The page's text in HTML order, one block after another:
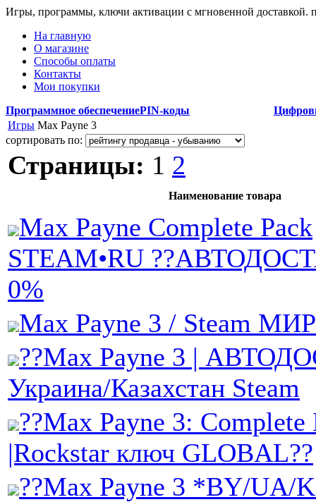
Игры, программы, ключи активации с мгновенной доставкой.
На главную
О магазине
Способы оплаты
Контакты
Мои покупки
Программное обеспечениеPIN-коды
Игры Max Payne 3
сортировать по:
Страницы: 1 2
Наименование товара
Max Payne Complete Pack
STEAM•RU
0%
Max Payne 3 / Steam
??Max Payne 3 |
Украина/Казахстан Steam
??Max Payne 3:
|Rockstar ключ GLOBAL??
??Max Payne 3 *BY/UA/